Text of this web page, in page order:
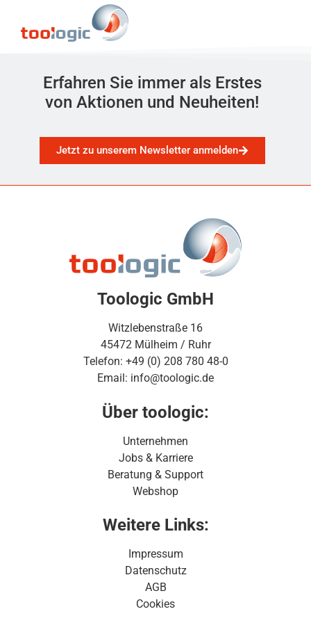
Erfahren Sie immer als Erstes
von Aktionen und Neuheiten!
Jetzt zu unserem Newsletter anmelden
Toologic GmbH
Witzlebenstraße 16
45472 Mülheim / Ruhr
Telefon: +49 (0) 208 780 48-0
Email: info@toologic.de
Über toologic:
Unternehmen
Jobs & Karriere
Beratung & Support
Webshop
Weitere Links:
Impressum
Datenschutz
AGB
Cookies